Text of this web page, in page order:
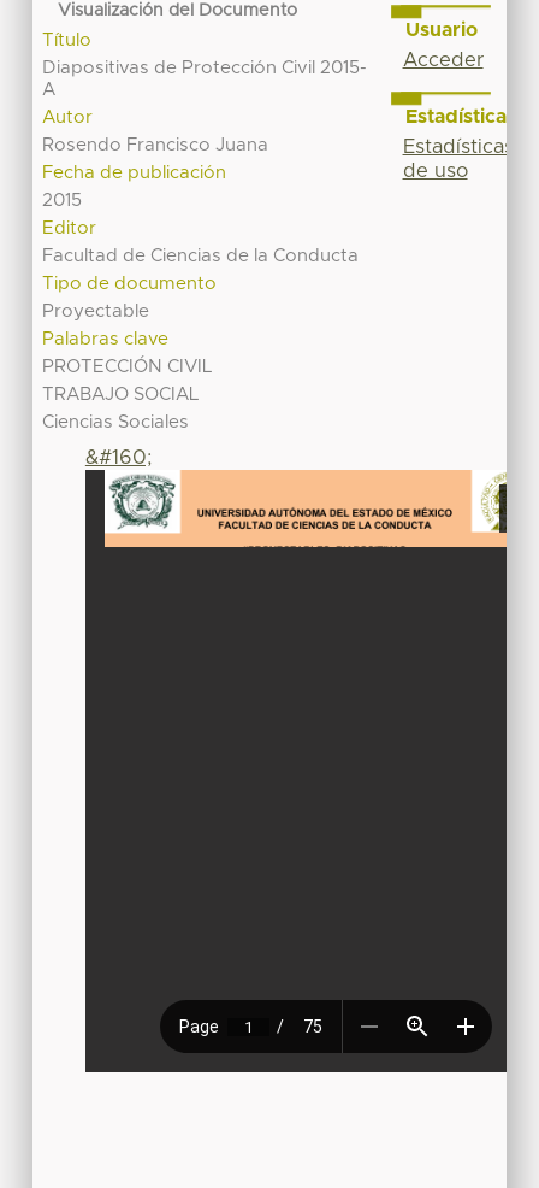
Visualización del Documento
Título
Diapositivas de Protección Civil 2015-
A
Autor
Rosendo Francisco Juana
Fecha de publicación
2015
Editor
Facultad de Ciencias de la Conducta
Tipo de documento
Proyectable
Palabras clave
PROTECCIÓN CIVIL
TRABAJO SOCIAL
Ciencias Sociales
&#160;
Usuario
Acceder
Estadísticas
Estadísticas
de uso